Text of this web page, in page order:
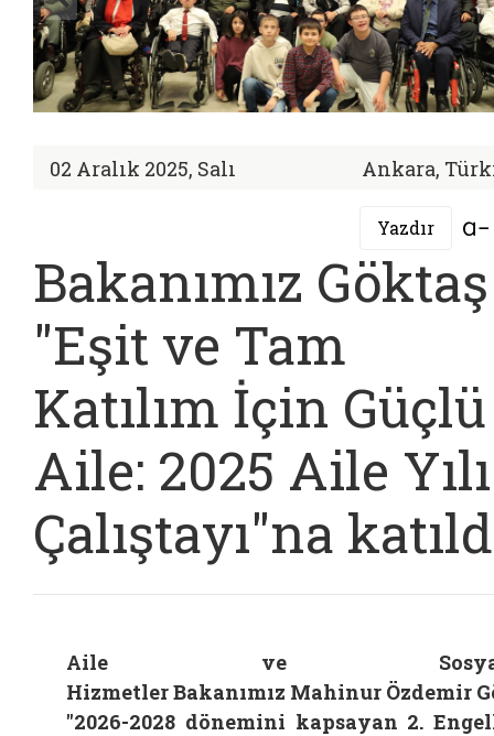
02 Aralık 2025, Salı Ankara,
Yazdır
Bakanımız Göktaş
"Eşit ve Tam
Katılım İçin Güçlü
Aile: 2025 Aile Yılı
Çalıştayı"na
Aile ve
Hizmetler Bakanımız Mahinur Özdemir
"2026-2028 dönemini kapsayan 2.